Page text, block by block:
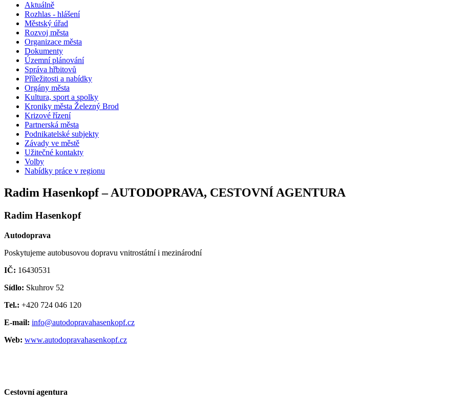
Aktuálně
Rozhlas - hlášení
Městský úřad
Rozvoj města
Organizace města
Dokumenty
Územní plánování
Správa hřbitovů
Příležitosti a nabídky
Orgány města
Kultura, sport a spolky
Kroniky města Železný Brod
Krizové řízení
Partnerská města
Podnikatelské subjekty
Závady ve městě
Užitečné kontakty
Volby
Nabídky práce v regionu
Radim Hasenkopf – AUTODOPRAVA, CESTOVNÍ AGENTURA
Radim Hasenkopf
Autodoprava
Poskytujeme autobusovou dopravu vnitrostátní i mezinárodní
IČ: 16430531
Sídlo: Skuhrov 52
Tel.: +420 724 046 120
E-mail: info@autodopravahasenkopf.cz
Web: www.autodopravahasenkopf.cz
Cestovní agentura